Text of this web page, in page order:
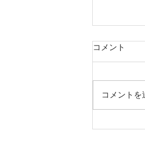
コメント
コメントを